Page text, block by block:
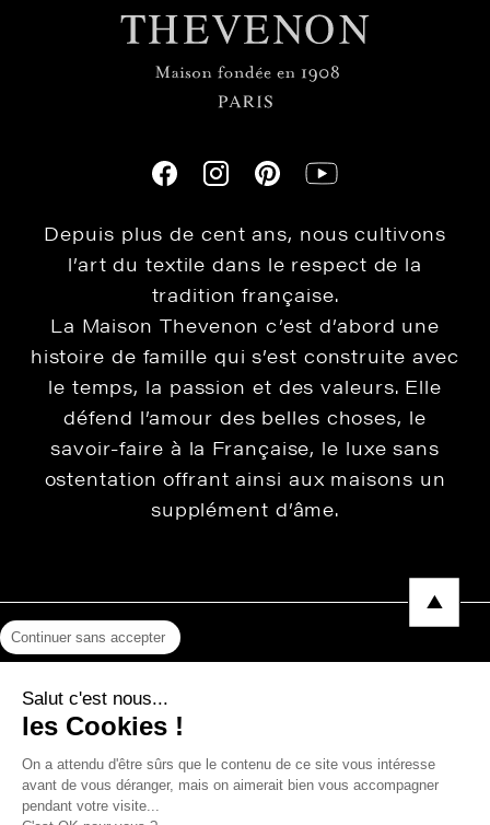
Depuis plus de cent ans, nous cultivons
l’art du textile dans le respect de la
tradition française.
La Maison Thevenon c’est d’abord une
histoire de famille qui s’est construite avec
le temps, la passion et des valeurs. Elle
défend l’amour des belles choses, le
savoir-faire à la Française, le luxe sans
ostentation offrant ainsi aux maisons un
supplément d’âme.
Protection des données
Photos, Vidéos & Catalogues
Continuer sans accepter
Salut c'est nous...
les Cookies !
On a attendu d'être sûrs que le contenu de ce site vous intéresse
avant de vous déranger, mais on aimerait bien vous accompagner
pendant votre visite...